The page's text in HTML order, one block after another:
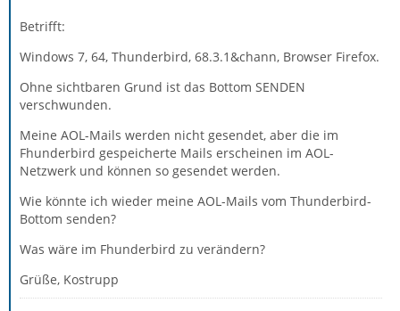
Betrifft:
Windows 7, 64, Thunderbird, 68.3.1&chann, Browser Firefox.
Ohne sichtbaren Grund ist das Bottom SENDEN
verschwunden.
Meine AOL-Mails werden nicht gesendet, aber die im
Fhunderbird gespeicherte Mails erscheinen im AOL-
Netzwerk und können so gesendet werden.
Wie könnte ich wieder meine AOL-Mails vom Thunderbird-
Bottom senden?
Was wäre im Fhunderbird zu verändern?
Grüße, Kostrupp